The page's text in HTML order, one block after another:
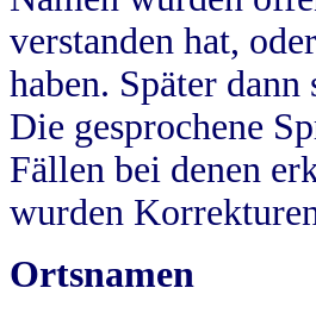
verstanden hat,
haben. Später
Die gesprochene
Fällen bei denen
wurden
Ortsnamen